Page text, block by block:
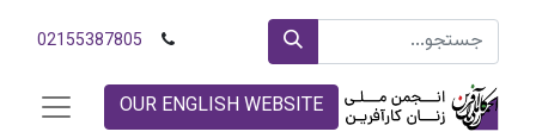
02155387805
OUR ENGLISH WEBSITE